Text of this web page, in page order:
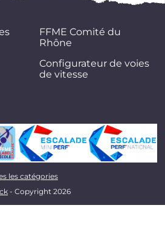
FFME Comité du
Rhône
Configurateur de voies
de vitesse
les catégories
- Copyright 2026